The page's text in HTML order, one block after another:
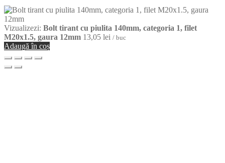
Vizualizezi: Bolt tirant cu piulita 140mm, categoria 1, filet
M20x1.5, gaura 12mm 13,05 lei / buc
Adaugă în coș